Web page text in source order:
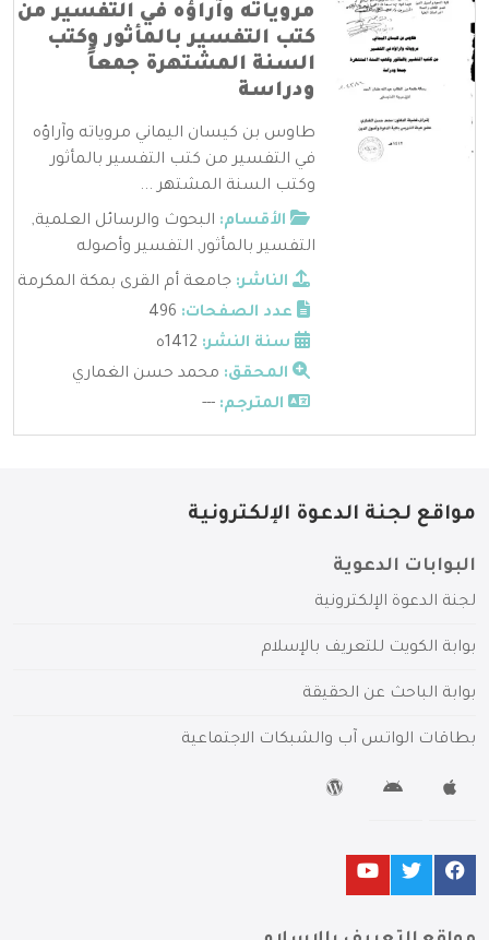
مروياته وآراؤه في التفسير من
كتب التفسير بالمأثور وكتب
السنة المشتهرة جمعاً
ودراسة
طاوس بن كيسان اليماني مروياته وآراؤه
في التفسير من كتب التفسير بالمأثور
وكتب السنة المشتهر ...
الأقسام: البحوث والرسائل العلمية,
التفسير بالمأثور, التفسير وأصوله
الناشر: جامعة أم القرى بمكة المكرمة
عدد الصفحات:
سنة النشر:
المحقق: محمد حسن الغماري
المترجم: ---
مواقع لجنة الدعوة الإلكترونية
البوابات الدعوية
لجنة الدعوة الإلكترونية
بوابة الكويت للتعريف بالإسلام
بوابة الباحث عن الحقيقة
بطاقات الواتس آب والشبكات الاجتماعية